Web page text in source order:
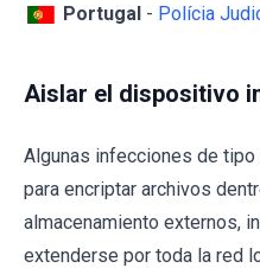
Portugal - Polícia
Aislar el dispositivo
Algunas infecciones de
para encriptar archivos
almacenamiento externos,
extenderse por toda la red